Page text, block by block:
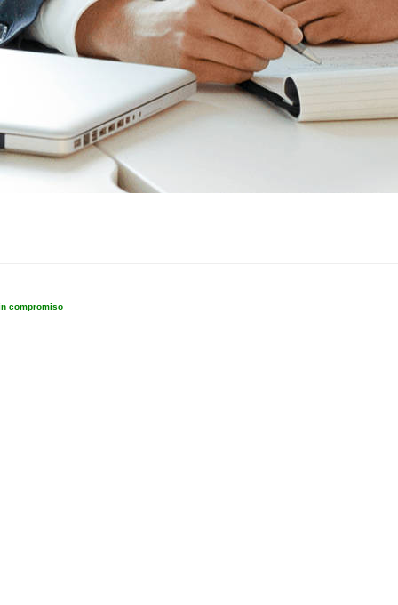
compromiso